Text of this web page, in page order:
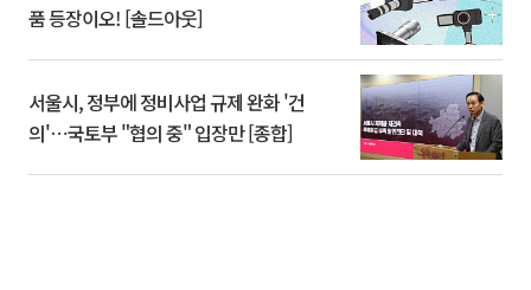
품 등장이오! [솔드아웃]
서울시, 정부에 정비사업 규제 완화 '건
의'⋯국토부 "협의 중" 입장만 [종합]